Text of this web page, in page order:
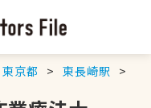
東京都 東長崎駅